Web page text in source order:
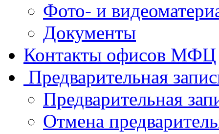
Фото- и
Документы
Контакты офисов МФЦ
Предварительная
Предварительная
Отмена